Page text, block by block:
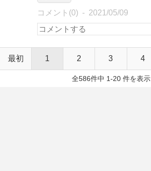
コメント(0) 2021/05/09
最初 1 2 3 4
全586件中 1-20 件を表示